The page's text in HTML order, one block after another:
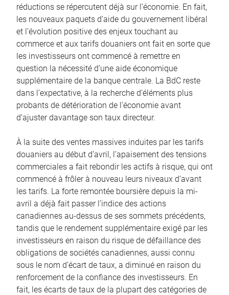
réductions se répercutent déjà sur l’économie. En fait,
les nouveaux paquets d’aide du gouvernement libéral
et l’évolution positive des enjeux touchant au
commerce et aux tarifs douaniers ont fait en sorte que
les investisseurs ont commencé à remettre en
question la nécessité d’une aide économique
supplémentaire de la banque centrale. La BdC reste
dans l’expectative, à la recherche d’éléments plus
probants de détérioration de l’économie avant
d’ajuster davantage son taux directeur.
À la suite des ventes massives induites par les tarifs
douaniers au début d’avril, l’apaisement des tensions
commerciales a fait rebondir les actifs à risque, qui ont
commencé à frôler à nouveau leurs niveaux d’avant
les tarifs. La forte remontée boursière depuis la mi-
avril a déjà fait passer l’indice des actions
canadiennes au-dessus de ses sommets précédents,
tandis que le rendement supplémentaire exigé par les
investisseurs en raison du risque de défaillance des
obligations de sociétés canadiennes, aussi connu
sous le nom d’écart de taux, a diminué en raison du
renforcement de la confiance des investisseurs. En
fait, les écarts de taux de la plupart des catégories de